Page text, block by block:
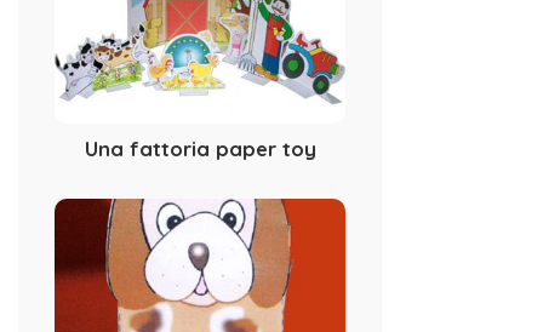
Una fattoria paper toy